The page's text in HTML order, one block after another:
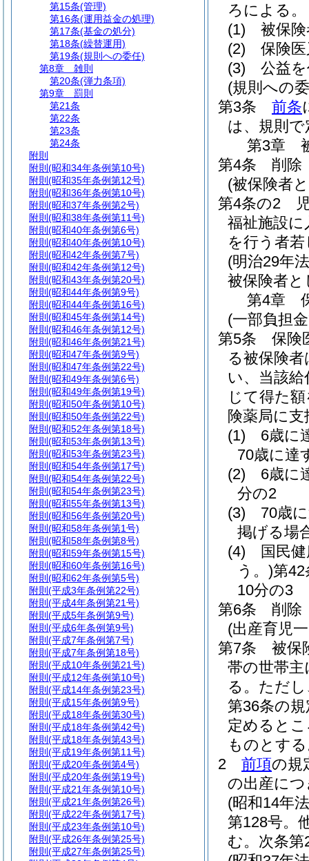
ろによる。
(1)
被保
(2)
保険
(3)
公益
(規則への
第3条
前条
は、規則
第3章
第4条
削除
(被保険者
第4条の2
福祉施設に
を行う者
(明治29年
被保険者
第4章
(一部負担
第5条
保険
る被保険
い、当該
じて得た
険薬局に
(1)
6歳に
70歳に達
(2)
6歳に
分の2
(3)
70歳
掲げる場
(4)
国民
う。)第
10分の3
第6条
削除
(出産育児
第7条
被保
帯の世帯主
る。 ただ
第36条の
定めると
ものとす
2
前項の規
の出産に
(昭和14年
第128号。
む。次条
第15条(管理)
第16条(運用益金の処理)
第17条(基金の処分)
第18条(繰替運用)
第19条(規則への委任)
第8章
雑則
第20条(弾力条項)
第9章
罰則
第21条
第22条
第23条
第24条
附則
附則 (昭和34年条例第10号)
附則 (昭和35年条例第12号)
附則 (昭和36年条例第10号)
附則 (昭和37年条例第2号)
附則 (昭和38年条例第11号)
附則 (昭和40年条例第6号)
附則 (昭和40年条例第10号)
附則 (昭和42年条例第7号)
附則 (昭和42年条例第12号)
附則 (昭和43年条例第20号)
附則 (昭和44年条例第9号)
附則 (昭和44年条例第16号)
附則 (昭和45年条例第14号)
附則 (昭和46年条例第12号)
附則 (昭和46年条例第21号)
附則 (昭和47年条例第9号)
附則 (昭和47年条例第22号)
附則 (昭和49年条例第6号)
附則 (昭和49年条例第19号)
附則 (昭和50年条例第10号)
附則 (昭和50年条例第22号)
附則 (昭和52年条例第18号)
附則 (昭和53年条例第13号)
附則 (昭和53年条例第23号)
附則 (昭和54年条例第17号)
附則 (昭和54年条例第22号)
附則 (昭和54年条例第23号)
附則 (昭和55年条例第13号)
附則 (昭和56年条例第20号)
附則 (昭和58年条例第1号)
附則 (昭和58年条例第8号)
附則 (昭和59年条例第15号)
附則 (昭和60年条例第16号)
附則 (昭和62年条例第5号)
附則 (平成3年条例第22号)
附則 (平成4年条例第21号)
附則 (平成5年条例第9号)
附則 (平成6年条例第9号)
附則 (平成7年条例第7号)
附則 (平成7年条例第18号)
附則 (平成10年条例第21号)
附則 (平成12年条例第10号)
附則 (平成14年条例第23号)
附則 (平成15年条例第9号)
附則 (平成18年条例第30号)
附則 (平成18年条例第42号)
附則 (平成18年条例第43号)
附則 (平成19年条例第11号)
附則 (平成20年条例第4号)
附則 (平成20年条例第19号)
附則 (平成21年条例第10号)
附則 (平成21年条例第26号)
附則 (平成22年条例第17号)
附則 (平成23年条例第10号)
附則 (平成26年条例第25号)
附則 (平成27年条例第25号)